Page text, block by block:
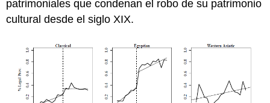
patrimoniales que condenan el robo de su patrimonio
cultural desde el siglo XIX.